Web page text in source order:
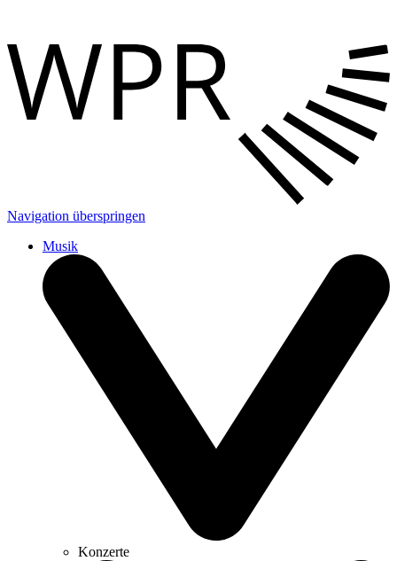
Navigation überspringen
Musik
Konzerte